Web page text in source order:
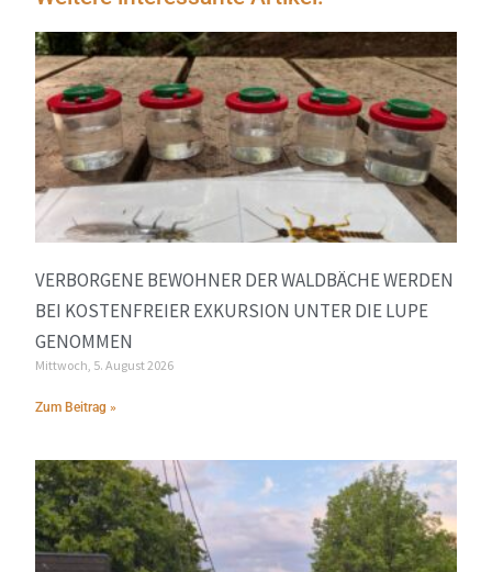
VERBORGENE BEWOHNER DER WALDBÄCHE WERDEN
BEI KOSTENFREIER EXKURSION UNTER DIE LUPE
GENOMMEN
Mittwoch, 5. August 2026
Zum Beitrag »